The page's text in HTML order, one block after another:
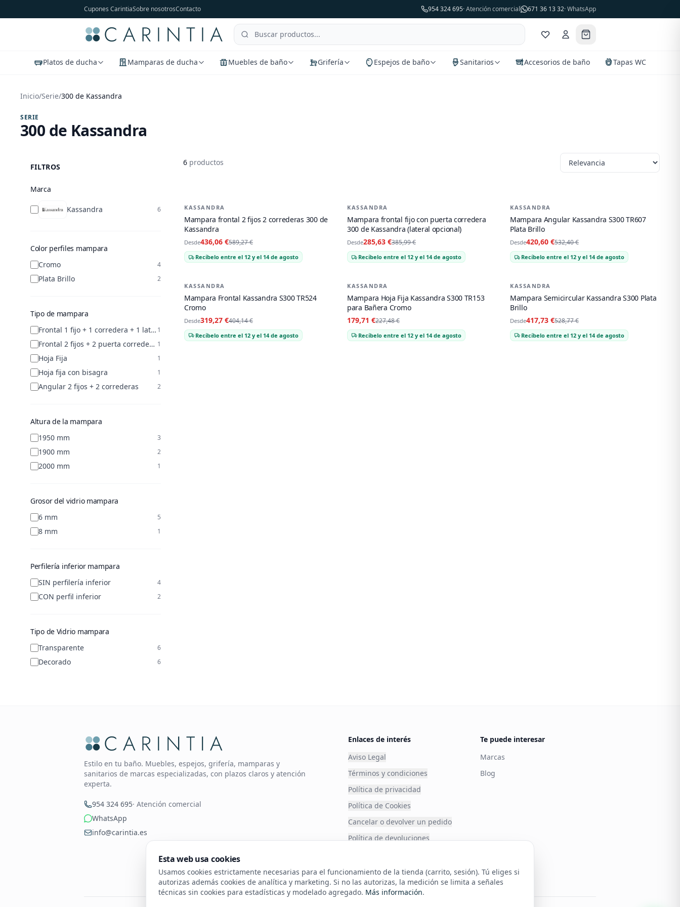
Cupones CarintiaSobre nosotrosContacto 954 324 695· Atención comercial 671 36 13 32· WhatsApp
Platos de ducha Mamparas de ducha Muebles de baño Grifería Espejos de baño Sanitarios Accesorios de baño Tapas WC
Inicio/Serie/300 de Kassandra
SERIE
300 de Kassandra
FILTROS
Marca
Kassandra 6
Color perfiles mampara
Cromo
4
Plata Brillo 2
Tipo de mampara
Frontal 1 fijo + 1 corredera + 1 lateral opcional 1
Frontal 2 fijos + 2 puerta correderas 1
Hoja Fija 1
Hoja fija con bisagra 1
Angular 2 fijos + 2 correderas 2
Altura de la mampara
1950 mm
3
1900 mm 2
2000 mm 1
Grosor del vidrio mampara
6 mm
5
8 mm 1
Perfilería inferior mampara
SIN perfilería inferior
4
CON perfil inferior 2
Tipo de Vidrio mampara
Transparente
6
Decorado 6
6 productos
-26%
KASSANDRA
Mampara frontal 2 fijos 2 correderas 300 de
Kassandra
Desde436,06 €589,27 €
Recíbelo entre el 12 y el 14 de agosto
-26%
KASSANDRA
Mampara frontal fijo con puerta corredera
300 de Kassandra (lateral opcional)
Desde285,63 €385,99 €
Recíbelo entre el 12 y el 14 de agosto
-21%
KASSANDRA
Mampara Angular Kassandra S300 TR607
Plata Brillo
Desde420,60 €532,40 €
Recíbelo entre el 12 y el 14 de agosto
-21%
KASSANDRA
Mampara Frontal Kassandra S300 TR524
Cromo
Desde319,27 €404,14 €
Recíbelo entre el 12 y el 14 de agosto
-21%
KASSANDRA
Mampara Hoja Fija Kassandra S300 TR153
para Bañera Cromo
179,71 €227,48 €
Recíbelo entre el 12 y el 14 de agosto
-21%
KASSANDRA
Mampara Semicircular Kassandra S300 Plata
Brillo
Desde417,73 €528,77 €
Recíbelo entre el 12 y el 14 de agosto
Estilo en tu baño. Muebles, espejos, grifería, mamparas y
sanitarios de marcas especializadas, con plazos claros y atención
experta.
954 324 695· Atención comercial
WhatsApp
info@carintia.es
Enlaces de interés
Aviso Legal
Términos y condiciones
Política de privacidad
Política de Cookies
Cancelar o devolver un pedido
Política de devoluciones
Envío
Te puede interesar
Marcas
Blog
Esta web usa cookies
Usamos cookies estrictamente necesarias para el funcionamiento de la tienda (carrito, sesión). Tú eliges si
autorizas además cookies de analítica y marketing. Si no las autorizas, la medición se limita a señales
técnicas sin cookies para estadísticas y modelado agregado. Más informaciónsobre nuestra política de cookies
.